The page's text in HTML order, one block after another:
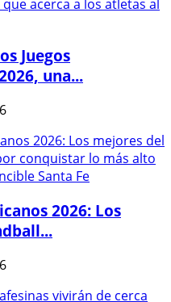
Juegos
una...
2026: Los